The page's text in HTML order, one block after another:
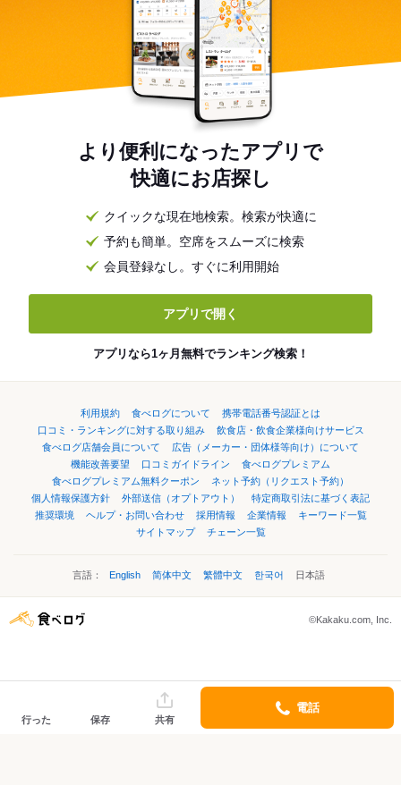
より便利になったアプリで
快適にお店探し
クイックな現在地検索。検索が快適に
予約も簡単。空席をスムーズに検索
会員登録なし。すぐに利用開始
アプリで開く
アプリなら1ヶ月無料でランキング検索！
利用規約 食べログについて
携帯電話番号認証とは
口コミ・ランキングに対する取り組み
飲食店・飲食企業様向けサービス
食べログ店舗会員について
広告（メーカー・団体様等向け）について
機能改善要望
口コミガイドライン
食べログプレミアム
食べログプレミアム無料クーポン
ネット予約（リクエスト予約）
個人情報保護方針
外部送信（オプトアウト）
特定商取引法に基づく表記
推奨環境
ヘルプ・お問い合わせ 採用情報 企業情報
キーワード一覧
サイトマップ
チェーン一覧
言語： English 简体中文 繁體中文 한국어 日本語
©Kakaku.com, Inc.
行った 保存 共有
電話